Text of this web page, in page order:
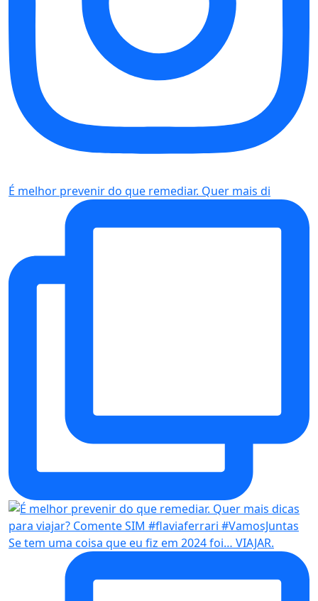
É melhor prevenir do que remediar. Quer mais di
Se tem uma coisa que eu fiz em 2024 foi… VIAJAR.